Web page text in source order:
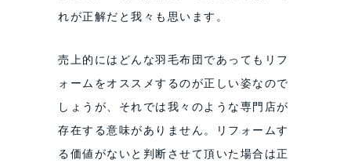
れが正解だと我々も思います。
売上的にはどんな羽毛布団であってもリフ
ォームをオススメするのが正しい姿なので
しょうが、それでは我々のような専門店が
存在する意味がありません。リフォームす
る価値がないと判断させて頂いた場合は正